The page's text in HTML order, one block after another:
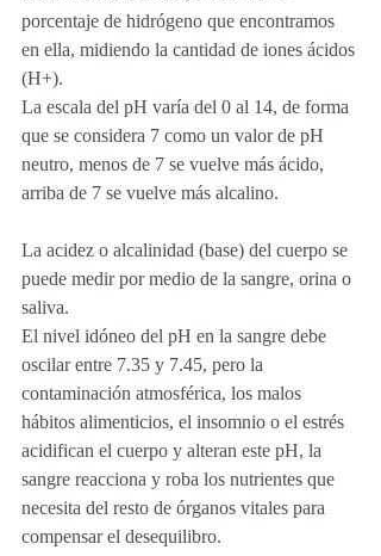
porcentaje de hidrógeno que encontramos
en ella, midiendo la cantidad de iones ácidos
(H+).
La escala del pH varía del 0 al 14, de forma
que se considera 7 como un valor de pH
neutro, menos de 7 se vuelve más ácido,
arriba de 7 se vuelve más alcalino.
La acidez o alcalinidad (base) del cuerpo se
puede medir por medio de la sangre, orina o
saliva.
El nivel idóneo del pH en la sangre debe
oscilar entre 7.35 y 7.45, pero la
contaminación atmosférica, los malos
hábitos alimenticios, el insomnio o el estrés
acidifican el cuerpo y alteran este pH, la
sangre reacciona y roba los nutrientes que
necesita del resto de órganos vitales para
compensar el desequilibro.